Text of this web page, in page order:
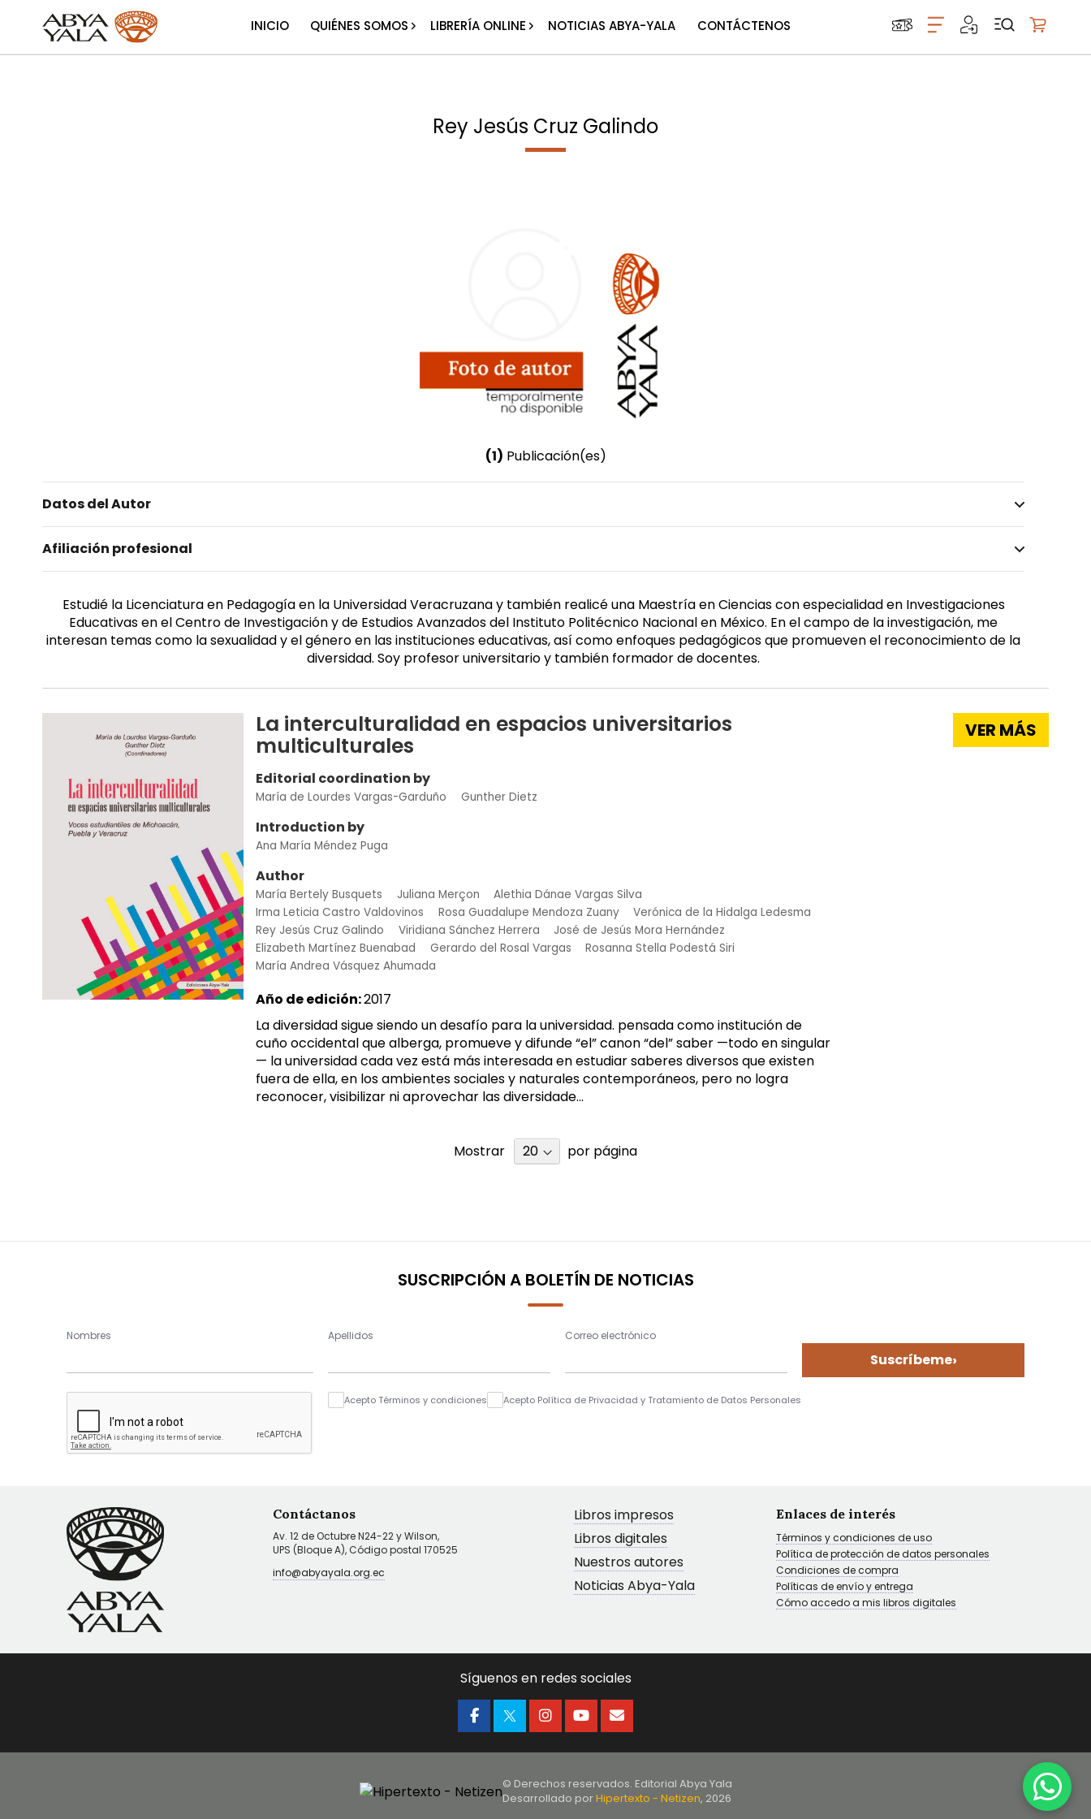
INICIO QUIÉNES SOMOS LIBRERÍA ONLINE NOTICIAS ABYA-YALA CONTÁCTENOS
Rey Jesús Cruz Galindo
(1) Publicación(es)
Datos del Autor
Masculino
Afiliación profesional
Estudié la Licenciatura en Pedagogía en la Universidad Veracruzana y también realicé una Maestría en Ciencias con especialidad en Investigaciones
Educativas en el Centro de Investigación y de Estudios Avanzados del Instituto Politécnico Nacional en México. En el campo de la investigación, me
interesan temas como la sexualidad y el género en las instituciones educativas, así como enfoques pedagógicos que promueven el reconocimiento de la
diversidad. Soy profesor universitario y también formador de docentes.
La interculturalidad en espacios universitarios
multiculturales
Editorial coordination by
María de Lourdes Vargas-Garduño Gunther Dietz
Introduction by
Ana María Méndez Puga
Author
María Bertely Busquets Juliana Merçon
Alethia Dánae Vargas Silva
Irma Leticia Castro Valdovinos
Rosa Guadalupe Mendoza Zuany
Verónica de la Hidalga Ledesma
Rey Jesús Cruz Galindo
Viridiana Sánchez Herrera
José de Jesús Mora Hernández
Elizabeth Martínez Buenabad
Gerardo del Rosal Vargas
Rosanna Stella Podestá Siri
María Andrea Vásquez Ahumada
Año de edición:2017
La diversidad sigue siendo un desafío para la universidad. pensada como institución de
cuño occidental que alberga, promueve y difunde “el” canon “del” saber —todo en singular
— la universidad cada vez está más interesada en estudiar saberes diversos que existen
fuera de ella, en los ambientes sociales y naturales contemporáneos, pero no logra
reconocer, visibilizar ni aprovechar las diversidade...
VER MÁS
Mostrar por página
SUSCRIPCIÓN A BOLETÍN DE NOTICIAS
Nombres Apellidos Correo electrónico
Suscríbeme›
Acepto Términos y condiciones Acepto Política de Privacidad y Tratamiento de Datos Personales
Contáctanos
Av. 12 de Octubre N24-22 y Wilson,
UPS (Bloque A), Código postal 170525
info@abyayala.org.ec
Libros impresos
Libros digitales
Nuestros autores
Noticias Abya-Yala
Enlaces de interés
Términos y condiciones de uso
Política de protección de datos personales
Condiciones de compra
Políticas de envío y entrega
Cómo accedo a mis libros digitales
Síguenos en redes sociales
© Derechos reservados. Editorial Abya Yala
Desarrollado porHipertexto - Netizen, 2026